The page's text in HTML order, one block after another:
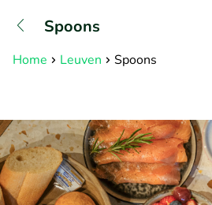
Spoons
Home Leuven Spoons